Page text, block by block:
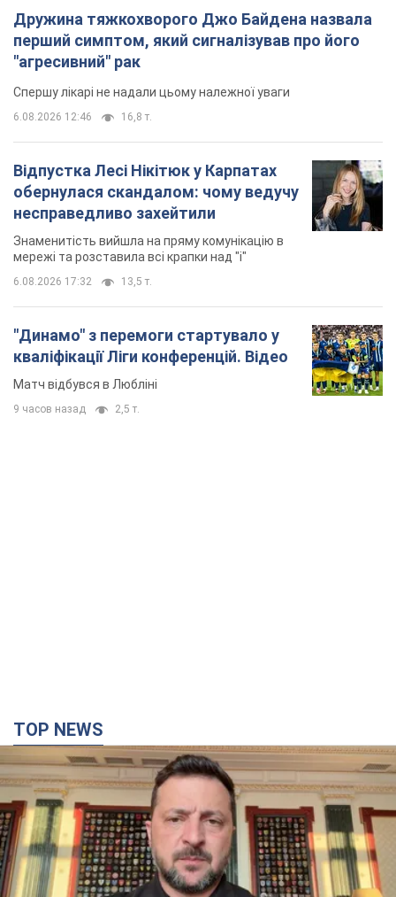
Дружина тяжкохворого Джо Байдена назвала
перший симптом, який сигналізував про його
"агресивний" рак
Спершу лікарі не надали цьому належної уваги
6.08.2026 12:46 16,8 т.
Відпустка Лесі Нікітюк у Карпатах
обернулася скандалом: чому ведучу
несправедливо захейтили
Знаменитість вийшла на пряму комунікацію в
мережі та розставила всі крапки над "і"
6.08.2026 17:32 13,5 т.
"Динамо" з перемоги стартувало у
кваліфікації Ліги конференцій. Відео
Матч відбувся в Любліні
9 часов назад 2,5 т.
TOP NEWS